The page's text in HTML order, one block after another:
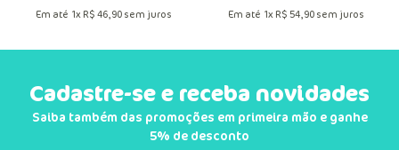
Em até 1x R$ 46,90sem juros Em até 1x R$ 54,90sem juros
Cadastre-se e receba novidades
Saiba também das promoções em primeira mão e ganhe
5% de desconto